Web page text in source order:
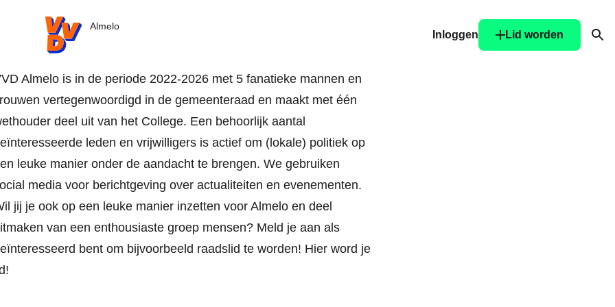
VVD.nl
Almelo
Inloggen
Lid worden
Almelo is in de periode 2022-2026 met 5 fanatieke mannen en
vertegenwoordigd in de gemeenteraad en maakt met één
deel uit van het College. Een behoorlijk aantal
leden en vrijwilligers is actief om (lokale) politiek op
leuke manier onder de aandacht te brengen. We gebruiken
media voor berichtgeving over actualiteiten en evenementen.
jij je ook op een leuke manier inzetten voor Almelo en deel
van een enthousiaste groep mensen? Meld je aan als
bent om bijvoorbeeld raadslid te worden! Hier word je